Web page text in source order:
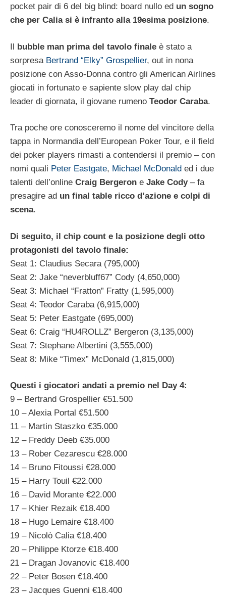
pocket pair di 6 del big blind: board nullo ed un sogno
che per Calia si è infranto alla 19esima posizione.
Il bubble man prima del tavolo finale è stato a
sorpresa Bertrand “Elky” Grospellier, out in nona
posizione con Asso-Donna contro gli American Airlines
giocati in fortunato e sapiente slow play dal chip
leader di giornata, il giovane rumeno Teodor Caraba.
Tra poche ore conosceremo il nome del vincitore della
tappa in Normandia dell’European Poker Tour, e il field
dei poker players rimasti a contendersi il premio – con
nomi quali Peter Eastgate, Michael McDonald ed i due
talenti dell’online Craig Bergeron e Jake Cody– fa
presagire ad un final table ricco d’azione e colpi di
scena.
Di seguito, il chip count e la posizione degli otto
protagonisti del tavolo finale:
Seat 1: Claudius Secara (795,000)
Seat 2: Jake “neverbluff67” Cody (4,650,000)
Seat 3: Michael “Fratton” Fratty (1,595,000)
Seat 4: Teodor Caraba (6,915,000)
Seat 5: Peter Eastgate (695,000)
Seat 6: Craig “HU4ROLLZ” Bergeron (3,135,000)
Seat 7: Stephane Albertini (3,555,000)
Seat 8: Mike “Timex” McDonald (1,815,000)
Questi i giocatori andati a premio nel Day 4:
9 – Bertrand Grospellier €51.500
10 – Alexia Portal €51.500
11 – Martin Staszko €35.000
12 – Freddy Deeb €35.000
13 – Rober Cezarescu €28.000
14 – Bruno Fitoussi €28.000
15 – Harry Touil €22.000
16 – David Morante €22.000
17 – Khier Rezaik €18.400
18 – Hugo Lemaire €18.400
19 – Nicolò Calia €18.400
20 – Philippe Ktorze €18.400
21 – Dragan Jovanovic €18.400
22 – Peter Bosen €18.400
23 – Jacques Guenni €18.400